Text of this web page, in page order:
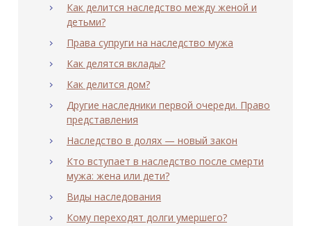
Как делится наследство между женой и
детьми?
Права супруги на наследство мужа
Как делятся вклады?
Как делится дом?
Другие наследники первой очереди. Право
представления
Наследство в долях — новый закон
Кто вступает в наследство после смерти
мужа: жена или дети?
Виды наследования
Кому переходят долги умершего?